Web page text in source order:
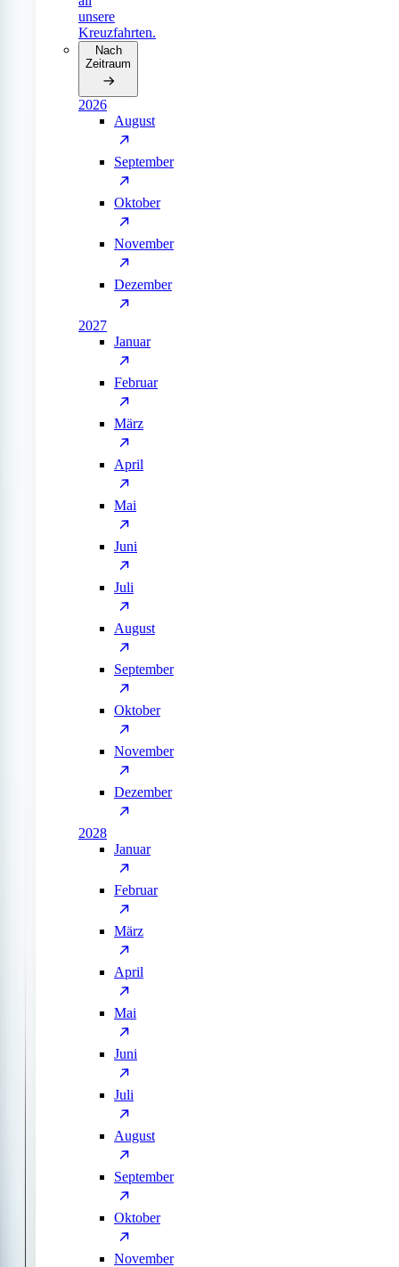
unsere
Kreuzfahrten.
Nach
Zeitraum
2026
August
September
Oktober
November
Dezember
2027
Januar
Februar
März
April
Mai
Juni
Juli
August
September
Oktober
November
Dezember
2028
Januar
Februar
März
April
Mai
Juni
Juli
August
September
Oktober
November